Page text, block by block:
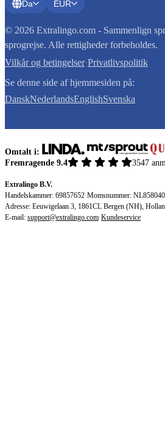
Da EUR
© 2026 Extralingo.com - Sammenlign
sprogrejse. Alle rettigheder forbeholdes.
Vilkår og betingelser·Privatlivspolitik
Se denne side af hjemmesiden på:
DanskNederlandsEnglishSvenska
Omtalt i:
Fremragende 9.4
3547
Extralingo B.V.
Handelskammer: 69857652·Momsnummer:
Adresse: Eeuwigelaan 3, 1861CL Bergen (NH),
E-mail: support@extralingo.com·Kundeservice